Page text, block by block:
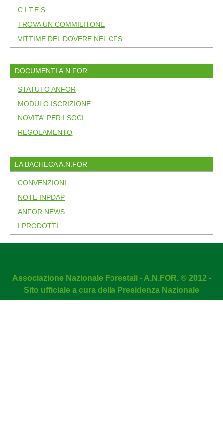
C.I.T.E.S.
TROVA UN COMMILITONE
VITTIME DEL DOVERE NEL CFS
DOCUMENTI A.N.FOR
STATUTO ANFOR
MODULO ISCRIZIONE
NOVITA' PER I SOCI
REGOLAMENTO
LA BACHECA A.N.FOR
CONVENZIONI
NOTE INPDAP
ANFOR NEWS
I PRODOTTI
Associazione Nazionale Forestali - A.N.FOR. © 2012 -
Sito ufficiale a cura della Presidenza Nazionale